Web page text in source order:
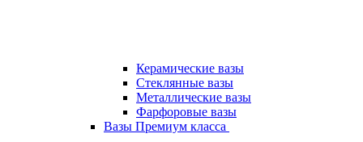
Керамические вазы
Стеклянные вазы
Металлические вазы
Фарфоровые вазы
Вазы Премиум класса